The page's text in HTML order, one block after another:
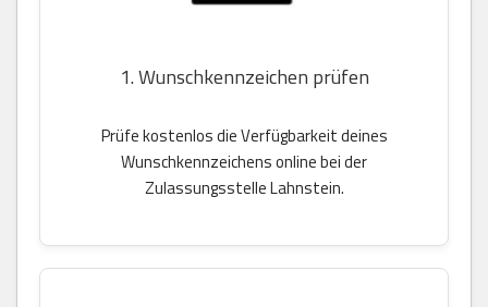
1. Wunschkennzeichen prüfen
Prüfe kostenlos die Verfügbarkeit deines
Wunschkennzeichens online bei der
Zulassungsstelle Lahnstein.